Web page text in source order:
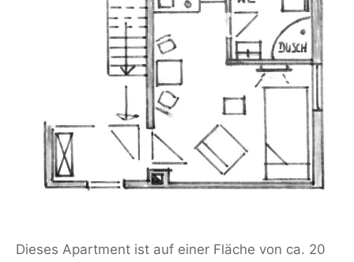
Dieses Apartment ist auf einer Fläche von ca. 20